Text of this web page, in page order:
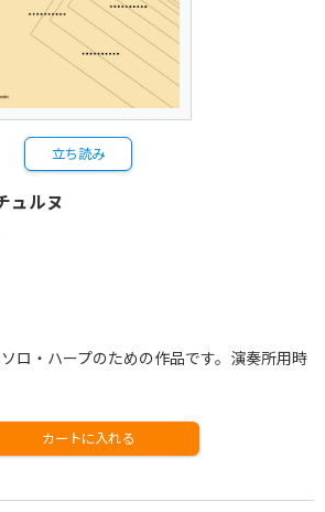
立ち読み
ュルヌ
ロ・ハープのための作品です。演奏所用時
カートに入れる